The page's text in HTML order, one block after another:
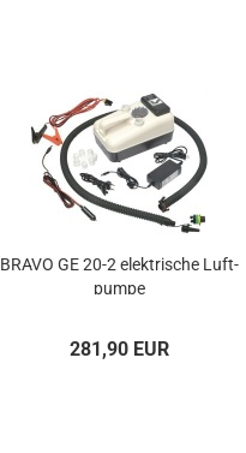
BRAVO GE 20-2 elek­tri­sche Luft­
pum­pe
281,90 EUR